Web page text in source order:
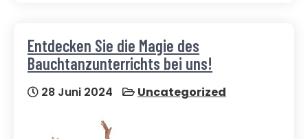
Entdecken Sie die Magie des
Bauchtanzunterrichts bei uns!
28 Juni 2024 Uncategorized